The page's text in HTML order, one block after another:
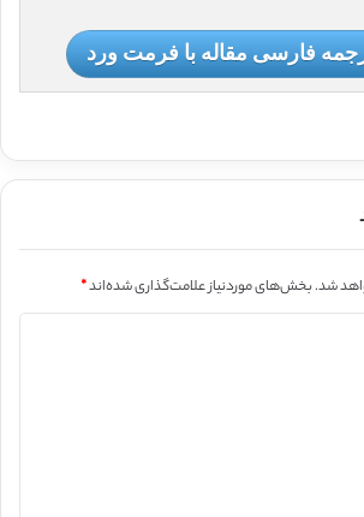
فارسی مقاله با فرمت ورد
شد.بخش‌های موردنیاز علامت‌گذاری شده‌اند*